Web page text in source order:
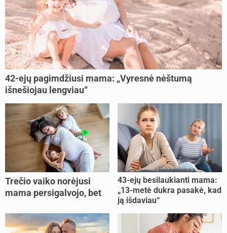
42-ejų pagimdžiusi mama: „Vyresnė nėštumą
išnešiojau lengviau“
Trečio vaiko norėjusi
mama persigalvojo, bet
šoke“
43-ejų besilaukianti mama:
„13-metė dukra pasakė, kad
ją išdaviau“